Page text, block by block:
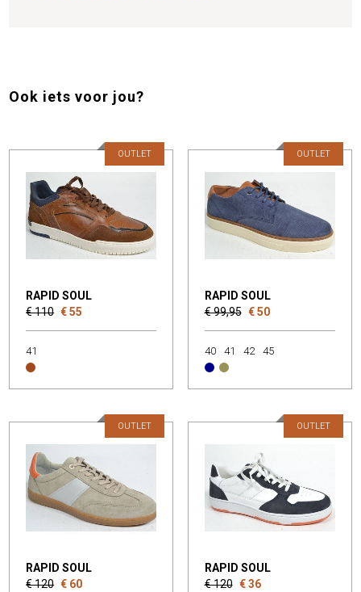
Ook iets voor jou?
RAPID SOUL
€ 110 € 55
OUTLET
41
RAPID SOUL
€ 99,95 € 50
OUTLET
40 41 42 45
RAPID SOUL
€ 120 € 60
OUTLET
RAPID SOUL
€ 120 € 36
OUTLET